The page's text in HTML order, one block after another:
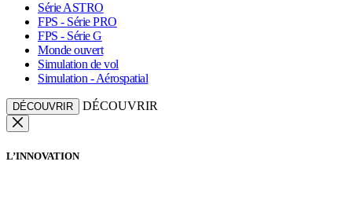
Série ASTRO
FPS - Série PRO
FPS - Série G
Monde ouvert
Simulation de vol
Simulation - Aérospatial
DÉCOUVRIR DÉCOUVRIR
L’INNOVATION